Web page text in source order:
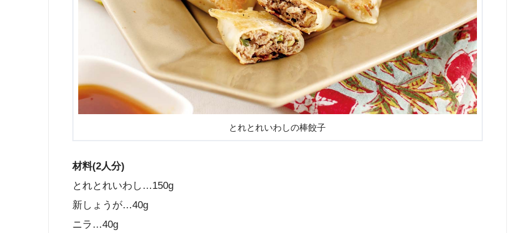
とれとれいわしの棒餃子
材料(2人分)
とれとれいわし…150g
新しょうが…40g
ニラ…40g